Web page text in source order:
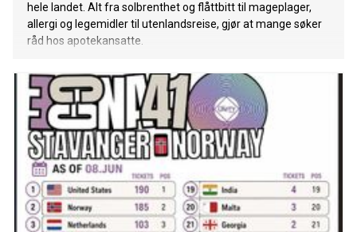
hele landet. Alt fra solbrenthet og flåttbitt til mageplager,
allergi og legemidler til utenlandsreise, gjør at mange søker
råd hos apotekansatte.